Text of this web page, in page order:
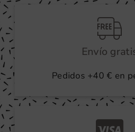
Envío
Pedidos +40 € en